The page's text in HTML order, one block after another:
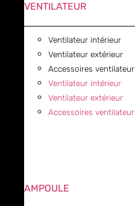
VENTILATEUR
Ventilateur intérieur
Ventilateur extérieur
Accessoires ventilateur
Ventilateur intérieur
Ventilateur extérieur
Accessoires ventilateur
AMPOULE